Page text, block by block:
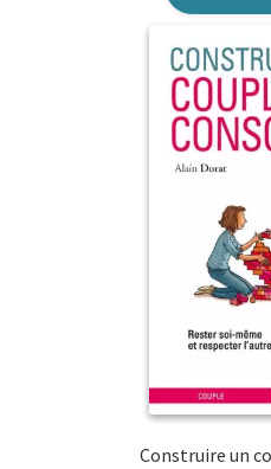
Construire un